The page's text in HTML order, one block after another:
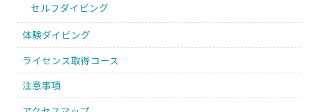
セルフダイビング
体験ダイビング
ライセンス取得コース
注意事項